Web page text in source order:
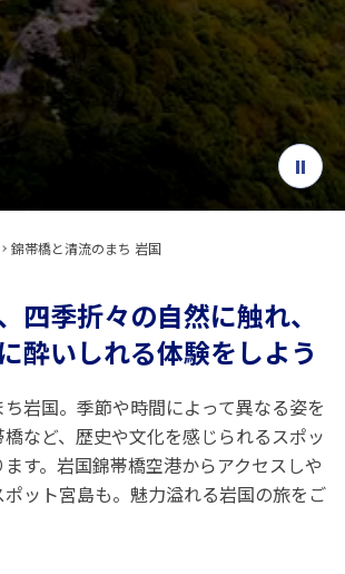
報
閉じる
錦帯橋と清流のまち 岩国
四季折々の自然に触れ、
酔いしれる体験をしよう
岩国。季節や時間によって異なる姿を
など、歴史や文化を感じられるスポッ
ます。岩国錦帯橋空港からアクセスしや
ット宮島も。魅力溢れる岩国の旅をご